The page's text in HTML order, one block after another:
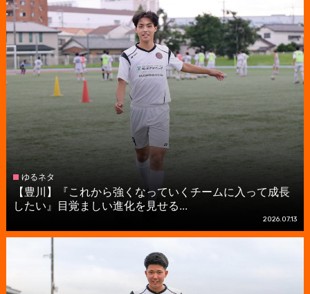
ゆるネタ
【豊川】『これから強くなっていくチームに入って成長
したい』目覚ましい進化を見せる...
2026.07.13